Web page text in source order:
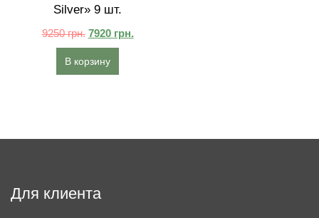
Silver» 9 шт.
9250грн. 7920 грн.
В корзину
Для клиента